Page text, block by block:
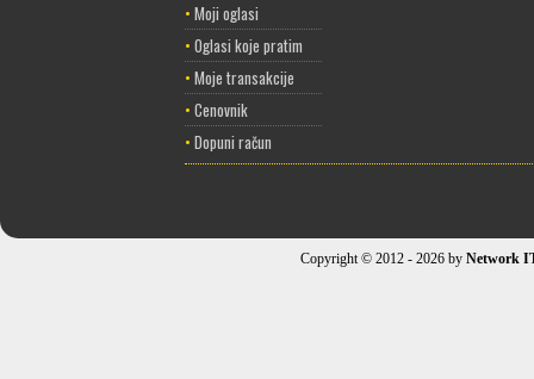
• Moji oglasi
• Oglasi koje pratim
• Moje transakcije
• Cenovnik
• Dopuni račun
Copyright © 2012 - 2026 by Network